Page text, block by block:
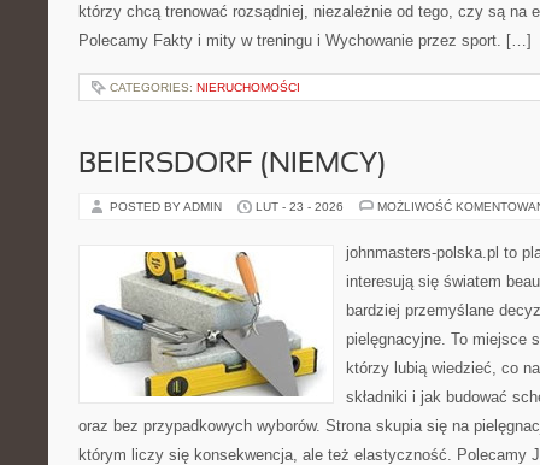
którzy chcą trenować rozsądniej, niezależnie od tego, czy są na
Polecamy Fakty i mity w treningu i Wychowanie przez sport. […]
CATEGORIES: NIERUCHOMOŚCI
BEIERSDORF (NIEMCY)
POSTED BY ADMIN LUT - 23 - 2026 MOŻLIWOŚĆ
johnmasters-polska.pl to
interesują się światem
bardziej przemyślane
pielęgnacyjne. To miejsce
którzy lubią wiedzieć, co
składniki i jak budować
oraz bez przypadkowych wyborów. Strona skupia się na
którym liczy się konsekwencja, ale też elastyczność. Polecamy